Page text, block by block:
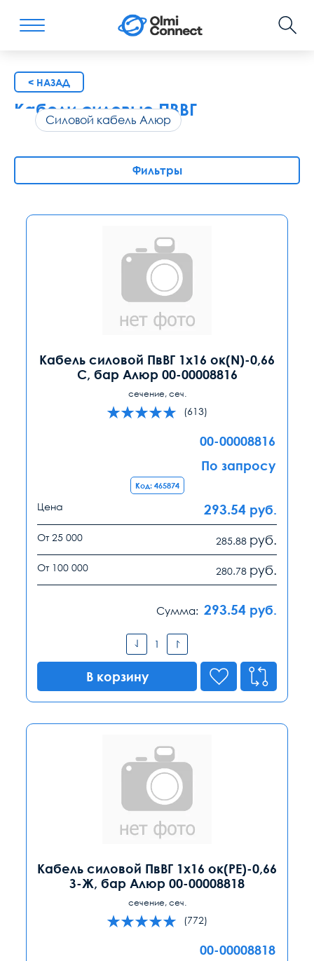
< НАЗАД
Кабели силовые ПВВГ
Силовой кабель Алюр
Фильтры
Кабель силовой ПвВГ 1х16 ок(N)-0,66
С, бар Алюр 00-00008816
сечение, сеч.
(613)
00-00008816
По запросу
Код: 465874
Цена 293.54 руб.
От 25 000 285.88 руб.
От 100 000 280.78 руб.
Сумма: 293.54 руб.
В корзину
Кабель силовой ПвВГ 1х16 ок(PE)-0,66
З-Ж, бар Алюр 00-00008818
сечение, сеч.
(772)
00-00008818